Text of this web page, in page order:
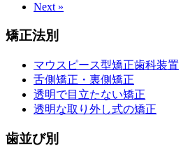
Next »
矯正法別
マウスピース型矯正歯科装置
舌側矯正・裏側矯正
透明で目立たない矯正
透明な取り外し式の矯正
歯並び別